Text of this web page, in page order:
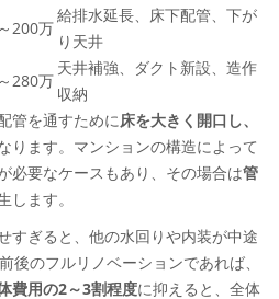
200万
給排水延長、床下配管、下が
り天井
280万
天井補強、ダクト新設、造作
収納
管を通すために床を大きく開口し、
ります。マンションの構造によって
必要なケースもあり、その場合は管
します。
すぎると、他の水回りや内装が中途
後のフルリノベーションであれば、
費用の2～3割程度に抑えると、全体